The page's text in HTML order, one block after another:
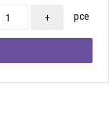
+ pce